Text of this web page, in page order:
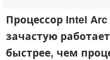
Процессор Intel Arc
зачастую
быстрее, чем